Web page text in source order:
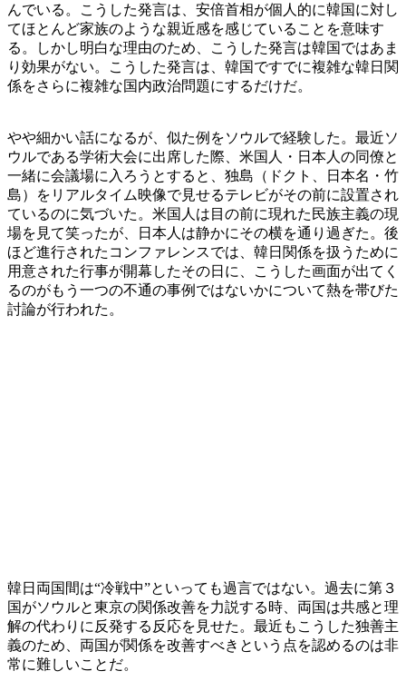
んでいる。こうした発言は、安倍首相が個人的に韓国に対し
てほとんど家族のような親近感を感じていることを意味す
る。しかし明白な理由のため、こうした発言は韓国ではあま
り効果がない。こうした発言は、韓国ですでに複雑な韓日関
係をさらに複雑な国内政治問題にするだけだ。
やや細かい話になるが、似た例をソウルで経験した。最近ソ
ウルである学術大会に出席した際、米国人・日本人の同僚と
一緒に会議場に入ろうとすると、独島（ドクト、日本名・竹
島）をリアルタイム映像で見せるテレビがその前に設置され
ているのに気づいた。米国人は目の前に現れた民族主義の現
場を見て笑ったが、日本人は静かにその横を通り過ぎた。後
ほど進行されたコンファレンスでは、韓日関係を扱うために
用意された行事が開幕したその日に、こうした画面が出てく
るのがもう一つの不通の事例ではないかについて熱を帯びた
討論が行われた。
韓日両国間は“冷戦中”といっても過言ではない。過去に第３
国がソウルと東京の関係改善を力説する時、両国は共感と理
解の代わりに反発する反応を見せた。最近もこうした独善主
義のため、両国が関係を改善すべきという点を認めるのは非
常に難しいことだ。